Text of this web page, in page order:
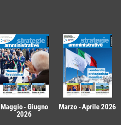
Maggio - Giugno
2026
Marzo - Aprile 2026